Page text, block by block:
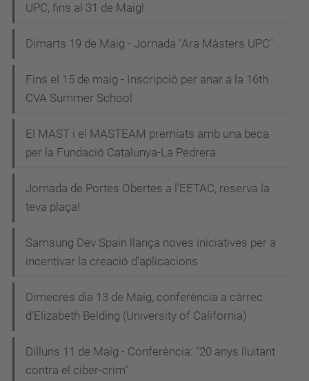
UPC, fins al 31 de Maig!
Dimarts 19 de Maig - Jornada "Ara Màsters UPC"
Fins el 15 de maig - Inscripció per anar a la 16th
CVA Summer School
El MAST i el MASTEAM premiats amb una beca
per la Fundació Catalunya-La Pedrera
Jornada de Portes Obertes a l'EETAC, reserva la
teva plaça!
Samsung Dev Spain llança noves iniciatives per a
incentivar la creació d'aplicacions
Dimecres dia 13 de Maig, conferència a càrrec
d'Elizabeth Belding (University of California)
Dilluns 11 de Maig - Conferència: "20 anys lluitant
contra el ciber-crim"